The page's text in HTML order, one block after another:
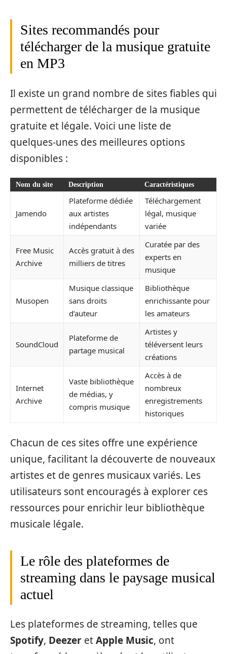
Sites recommandés pour
télécharger de la musique gratuite
en MP3
Il existe un grand nombre de sites fiables qui
permettent de télécharger de la musique
gratuite et légale. Voici une liste de
quelques-unes des meilleures options
disponibles :
Nom du site Description Caractéristiques
Jamendo
Plateforme dédiée
aux artistes
indépendants
Téléchargement
légal, musique
variée
Free Music
Archive
Accès gratuit à des
milliers de titres
Curatée par des
experts en
musique
Musopen
Musique classique
sans droits
d’auteur
Bibliothèque
enrichissante pour
les amateurs
SoundCloud
Plateforme de
partage musical
Artistes y
téléversent leurs
créations
Internet
Archive
Vaste bibliothèque
de médias, y
compris musique
Accès à de
nombreux
enregistrements
historiques
Chacun de ces sites offre une expérience
unique, facilitant la découverte de nouveaux
artistes et de genres musicaux variés. Les
utilisateurs sont encouragés à explorer ces
ressources pour enrichir leur bibliothèque
musicale légale.
Le rôle des plateformes de
streaming dans le paysage musical
actuel
Les plateformes de streaming, telles que
Spotify, Deezer etApple Music, ont